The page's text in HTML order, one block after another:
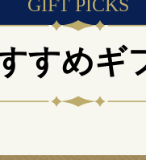
GIFT PICKS
すめギ